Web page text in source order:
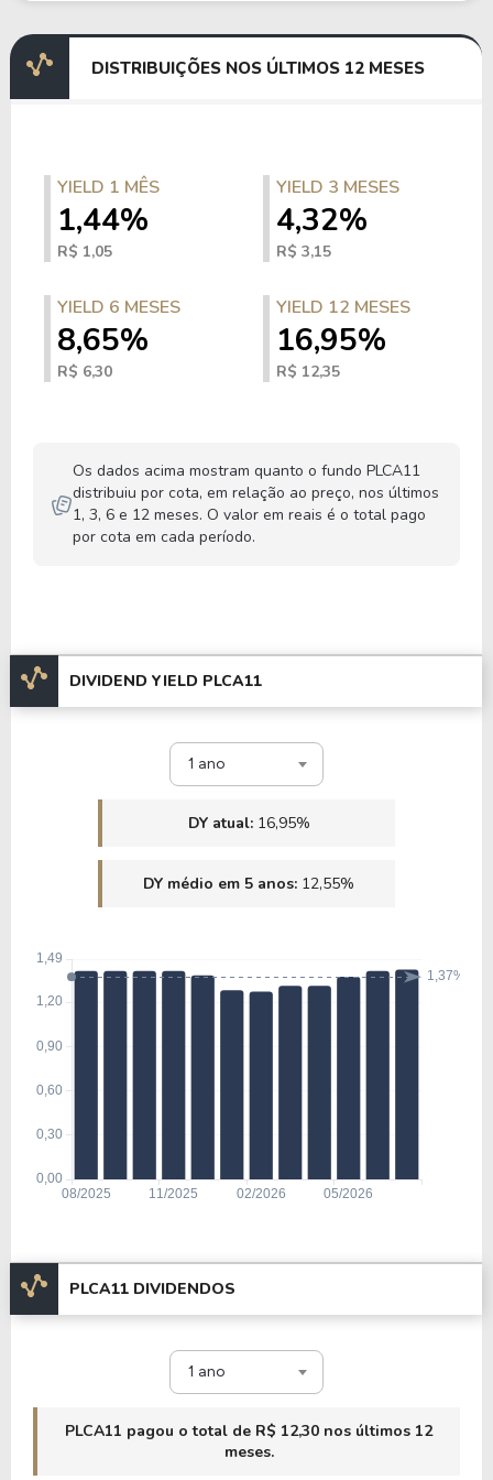
DISTRIBUIÇÕES NOS ÚLTIMOS 12 MESES
YIELD 1 MÊS
1,44%
R$ 1,05
YIELD 3 MESES
4,32%
R$ 3,15
YIELD 6 MESES
8,65%
R$ 6,30
YIELD 12 MESES
16,95%
R$ 12,35
Os dados acima mostram quanto o fundo PLCA11
distribuiu por cota, em relação ao preço, nos últimos
1, 3, 6 e 12 meses. O valor em reais é o total pago
por cota em cada período.
DIVIDEND YIELD PLCA11
1 ano
DY atual: 16,95%
DY médio em 5 anos: 12,55%
PLCA11 DIVIDENDOS
1 ano
PLCA11 pagou o total de R$ 12,30 nos últimos 12
meses.